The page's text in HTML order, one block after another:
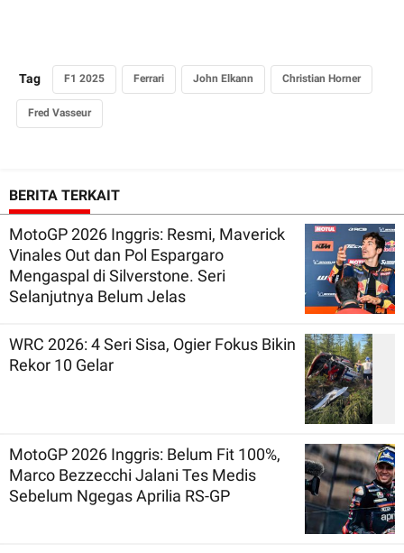
Tag F1 2025 Ferrari John Elkann Christian Horner
Fred Vasseur
BERITA TERKAIT
MotoGP 2026 Inggris: Resmi, Maverick
Vinales Out dan Pol Espargaro
Mengaspal di Silverstone. Seri
Selanjutnya Belum Jelas
WRC 2026: 4 Seri Sisa, Ogier Fokus Bikin
Rekor 10 Gelar
MotoGP 2026 Inggris: Belum Fit 100%,
Marco Bezzecchi Jalani Tes Medis
Sebelum Ngegas Aprilia RS-GP